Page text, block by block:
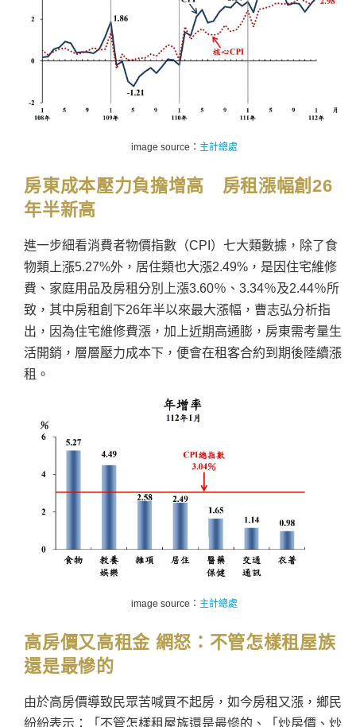
image source： 主計總處
房東成本壓力負擔增高 房租漲幅創26
年半新高
進一步細看消費者物價指數（CPI）七大類數據，除了食
物類上漲5.27%外，居住類也大漲2.49%，是因住宅維修
費、家庭用品及房租分別上漲3.60％、3.34％及2.44％所
致，其中房租創下26年半以來最大漲幅，曹志弘分析指
出，因為住宅維修費漲，加上近期高通膨，房東需考量生
活開銷，層層壓力成本下，便會在租客合約到期後陸續漲
租。
image source： 主計總處
高房價又高租金 網怒： 不管怎樣租屋族
還是最慘的
由於高房價導致民眾苦喊買不起房，如今房租又漲，鄉民
紛紛表示：「不管怎樣租屋族還是最慘的、「炒房價、炒